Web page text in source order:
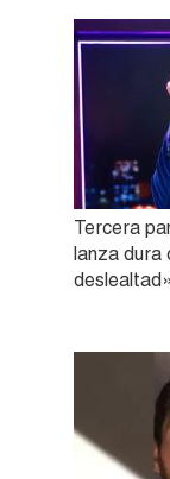
Tercera
lanza dura
deslealtad»